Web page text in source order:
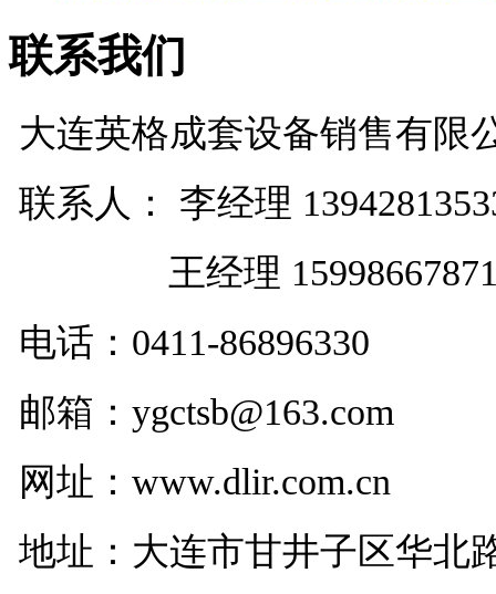
联系我们
大连英格成套设备销售有限
联系人： 李经理
王经理
电话： 0411-86896330
邮箱：ygctsb@163.com
网址：www.dlir.com.cn
地址：大连市甘井子区华北